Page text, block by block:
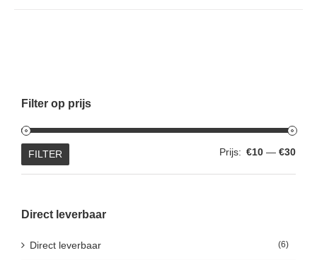
Filter op prijs
Min.
Max.
FILTER Prijs: €10 — €30
Direct leverbaar
Direct leverbaar (6)